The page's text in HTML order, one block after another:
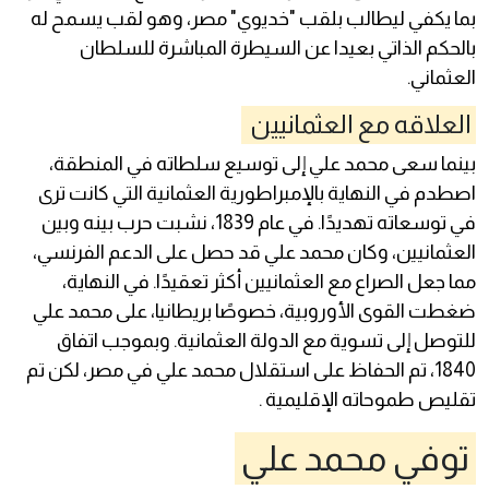
بما يكفي ليطالب بلقب "خديوي" مصر، وهو لقب يسمح له
بالحكم الذاتي بعيدا عن السيطرة المباشرة للسلطان
العثماني.
العلاقه مع العثمانيين
بينما سعى محمد علي إلى توسيع سلطاته في المنطقة،
اصطدم في النهاية بالإمبراطورية العثمانية التي كانت ترى
في توسعاته تهديدًا. في عام 1839، نشبت حرب بينه وبين
العثمانيين، وكان محمد علي قد حصل على الدعم الفرنسي،
مما جعل الصراع مع العثمانيين أكثر تعقيدًا. في النهاية،
ضغطت القوى الأوروبية، خصوصًا بريطانيا، على محمد علي
للتوصل إلى تسوية مع الدولة العثمانية. وبموجب اتفاق
1840، تم الحفاظ على استقلال محمد علي في مصر، لكن تم
تقليص طموحاته الإقليمية .
توفي محمد علي